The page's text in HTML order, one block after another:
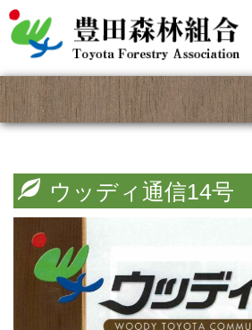
ウッディ通信14号